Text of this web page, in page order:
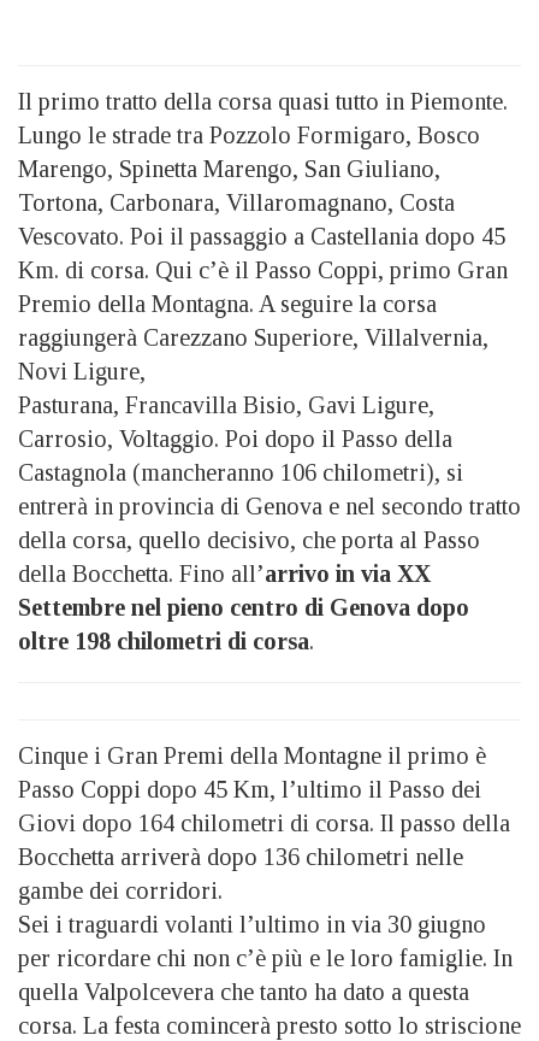
Il primo tratto della corsa quasi tutto in Piemonte.
Lungo le strade tra Pozzolo Formigaro, Bosco
Marengo, Spinetta Marengo, San Giuliano,
Tortona, Carbonara, Villaromagnano, Costa
Vescovato. Poi il passaggio a Castellania dopo 45
Km. di corsa. Qui c’è il Passo Coppi, primo Gran
Premio della Montagna. A seguire la corsa
raggiungerà Carezzano Superiore, Villalvernia,
Novi Ligure,
Pasturana, Francavilla Bisio, Gavi Ligure,
Carrosio, Voltaggio. Poi dopo il Passo della
Castagnola (mancheranno 106 chilometri), si
entrerà in provincia di Genova e nel secondo tratto
della corsa, quello decisivo, che porta al Passo
della Bocchetta. Fino all’arrivo in via XX
Settembre nel pieno centro di Genova dopo
oltre 198 chilometri di corsa.
Cinque i Gran Premi della Montagne il primo è
Passo Coppi dopo 45 Km, l’ultimo il Passo dei
Giovi dopo 164 chilometri di corsa. Il passo della
Bocchetta arriverà dopo 136 chilometri nelle
gambe dei corridori.
Sei i traguardi volanti l’ultimo in via 30 giugno
per ricordare chi non c’è più e le loro famiglie. In
quella Valpolcevera che tanto ha dato a questa
corsa. La festa comincerà presto sotto lo striscione